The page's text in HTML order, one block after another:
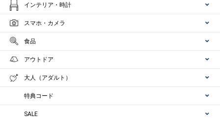
インテリア・時計
スマホ・カメラ
食品
アウトドア
大人（アダルト）
特典コード
SALE